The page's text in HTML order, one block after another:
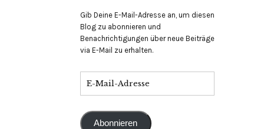
Gib Deine E-Mail-Adresse an, um diesen
Blog zu abonnieren und
Benachrichtigungen über neue Beiträge
via E-Mail zu erhalten.
Mail-
Abonnieren